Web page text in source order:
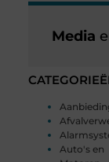
Auto's en
Media